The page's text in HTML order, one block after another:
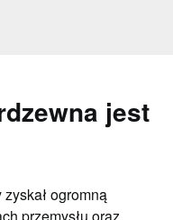
jest
ogromną